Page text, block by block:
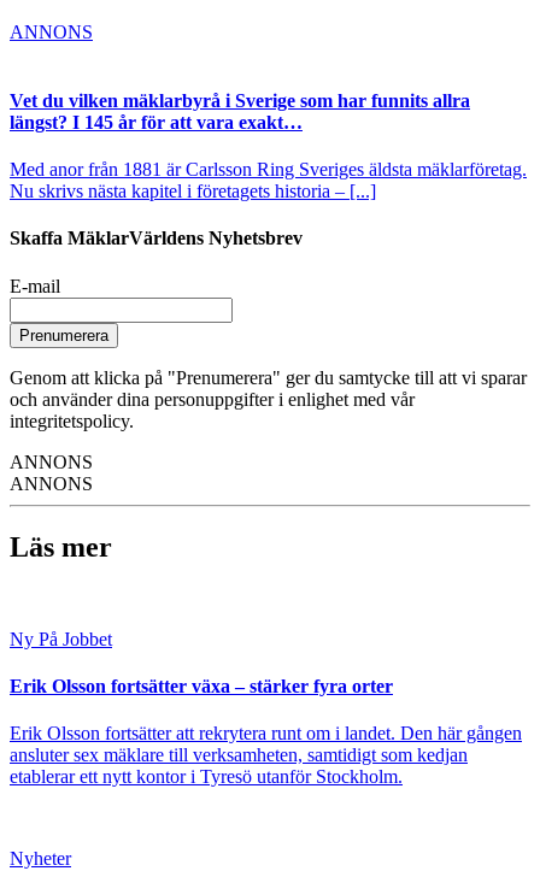
ANNONS
Vet du vilken mäklarbyrå i Sverige som har funnits allra
längst? I 145 år för att vara exakt…
Med anor från 1881 är Carlsson Ring Sveriges äldsta mäklarföretag.
Nu skrivs nästa kapitel i företagets historia – [...]
Skaffa MäklarVärldens Nyhetsbrev
E-mail
Prenumerera
Genom att klicka på "Prenumerera" ger du samtycke till att vi sparar
och använder dina personuppgifter i enlighet med vår
integritetspolicy.
ANNONS
ANNONS
Läs mer
Ny På Jobbet
Erik Olsson fortsätter växa – stärker fyra orter
Erik Olsson fortsätter att rekrytera runt om i landet. Den här gången
ansluter sex mäklare till verksamheten, samtidigt som kedjan
etablerar ett nytt kontor i Tyresö utanför Stockholm.
Nyheter